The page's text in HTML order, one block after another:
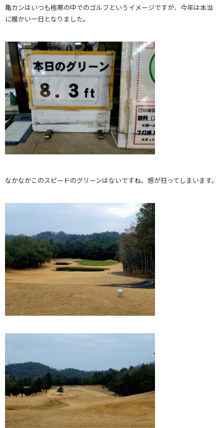
亀カンはいつも極寒の中でのゴルフというイメージですが、今年は本当
に暖かい一日となりました。
なかなかこのスピードのグリーンはないですね。感が狂ってしまいます。